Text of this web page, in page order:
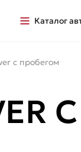
Каталог
с пробегом